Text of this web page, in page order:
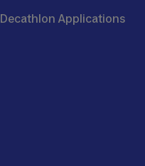
Decathlon Applications